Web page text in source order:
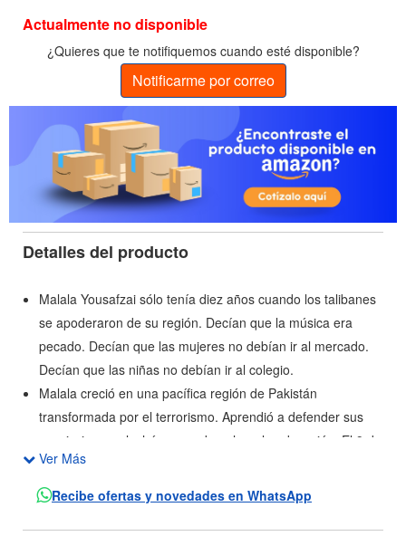
Actualmente no disponible
¿Quieres que te notifiquemos cuando esté disponible?
Notificarme por correo
Detalles del producto
Malala Yousafzai sólo tenía diez años cuando los talibanes
se apoderaron de su región. Decían que la música era
pecado. Decían que las mujeres no debían ir al mercado.
Decían que las niñas no debían ir al colegio.
Malala creció en una pacífica región de Pakistán
transformada por el terrorismo. Aprendió a defender sus
convicciones y luchó por su derecho a la educación. El 9 de
octubre de 2012 estuvo a punto de perder la vida por la
causa: le dispararon a quemarropa en el autobús cuando
Ver Más
Recibe ofertas y novedades en WhatsApp